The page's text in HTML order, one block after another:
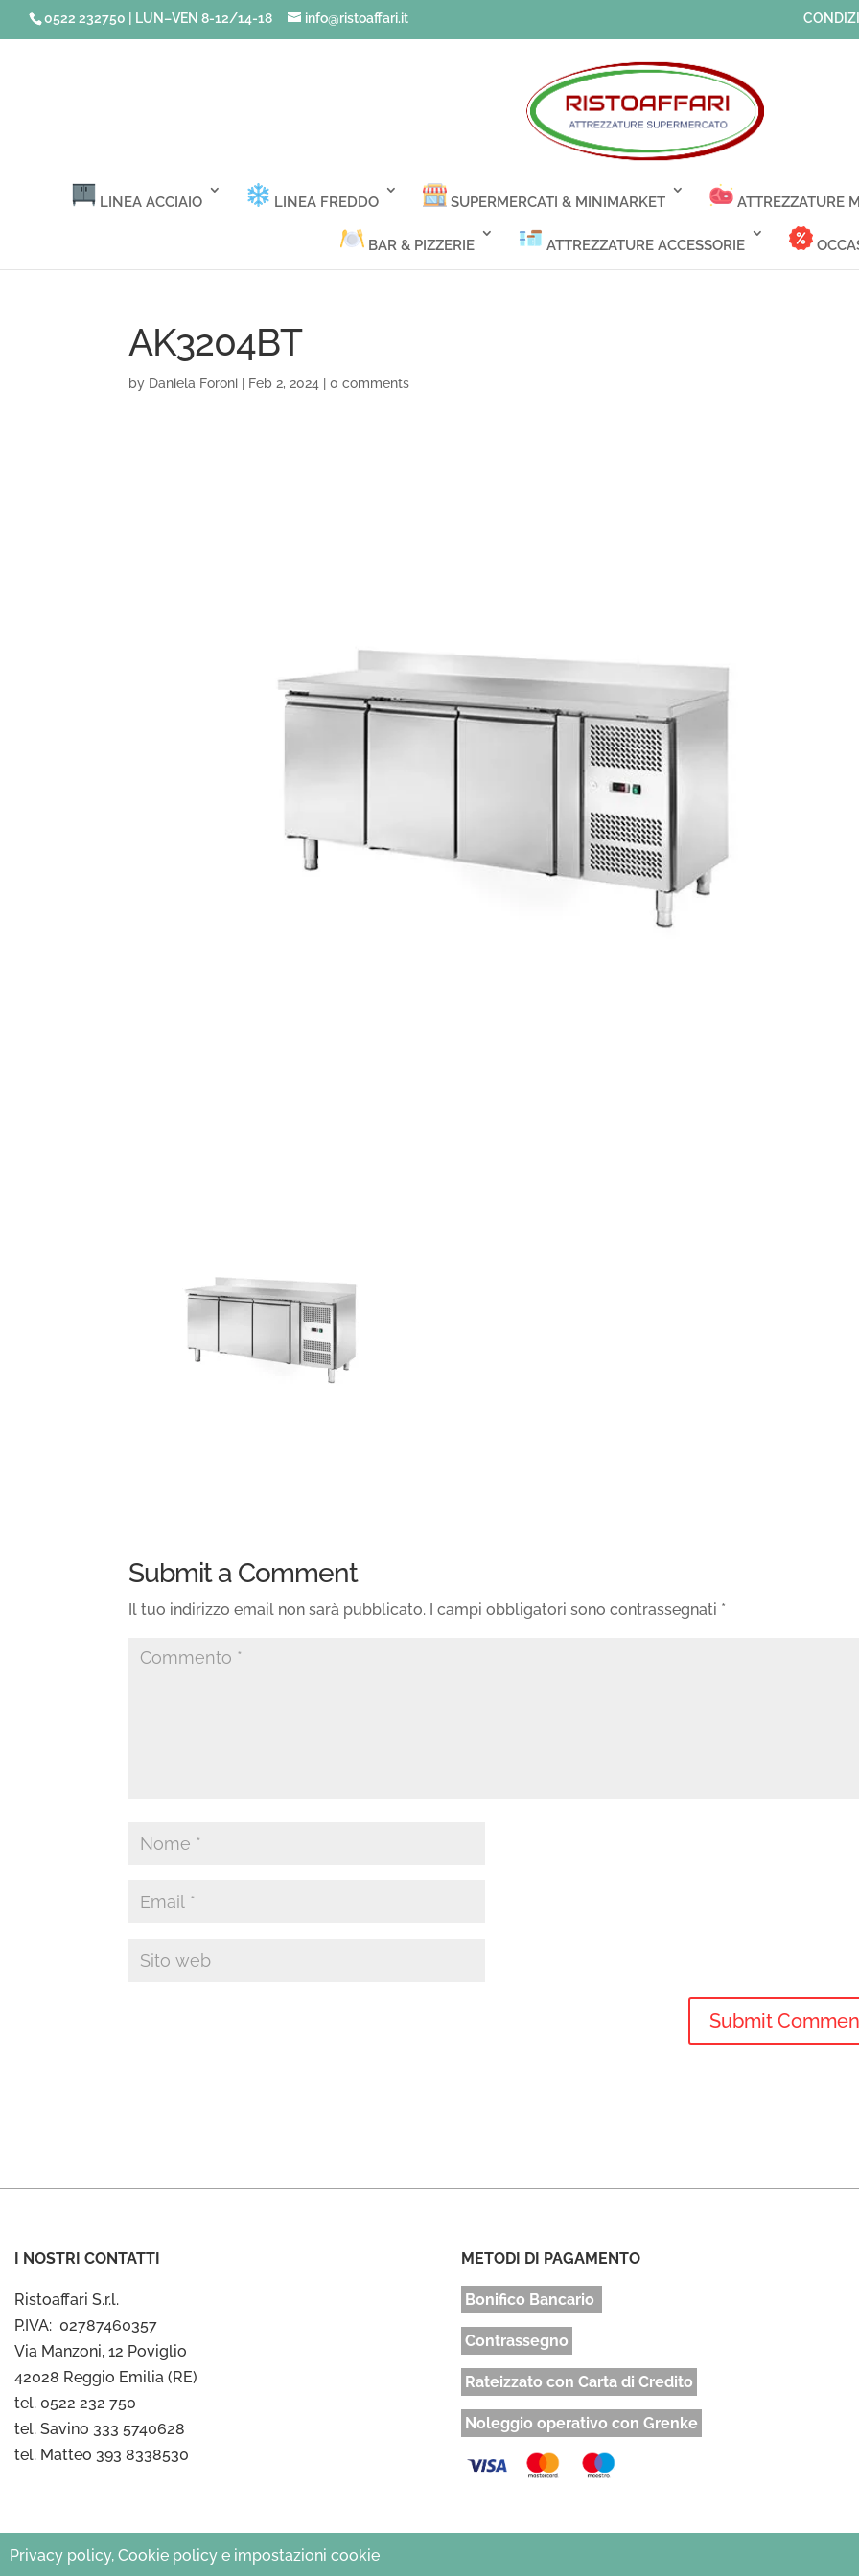
0522 232750 | LUN–VEN 8-12/14-18 info@ristoaffari.it
LINEA ACCIAIO LINEA FREDDO SUPERMERCATI & MINIMARKET ATTREZZATURE
BAR & PIZZERIE ATTREZZATURE ACCESSORIE
AK3204BT
by Daniela Foroni Feb 2, 2024 |0 comments
Submit a Comment
Il tuo indirizzo email non sarà pubblicato. I campi obbligatori sono contrassegnati *
I NOSTRI CONTATTI
Ristoaffari S.r.l.
P.IVA: 02787460357
Via Manzoni, 12 Poviglio
42028 Reggio Emilia (RE)
tel. 0522 232 750
tel. Savino 333 5740628
tel. Matteo 393 8338530
METODI DI PAGAMENTO
Bonifico Bancario
Contrassegno
Rateizzato con Carta di Credito
Noleggio operativo con Grenke
Privacy policy, Cookie policy e impostazioni cookie